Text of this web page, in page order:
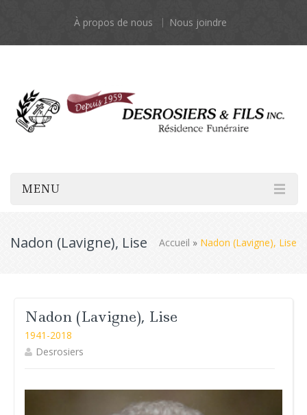
À propos de nous Nous joindre
MENU
Nadon (Lavigne), Lise Accueil » Nadon (Lavigne), Lise
Nadon (Lavigne), Lise
1941-2018
Desrosiers